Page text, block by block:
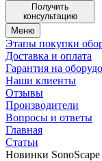
Получить
консультацию
Меню
Этапы покупки
Доставка и оплата
Гарантия на
Наши клиенты
Отзывы
Производители
Вопросы и ответы
Главная
Статьи
Новинки SonoScape